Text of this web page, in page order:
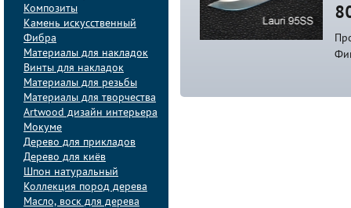
Композиты
Камень искусственный
Фибра
Материалы для накладок
Винты для накладок
Материалы для резьбы
Материалы для творчества
Artwood дизайн интерьера
Мокуме
Дерево для прикладов
Дерево для киёв
Шпон натуральный
Коллекция пород дерева
Масло, воск для дерева